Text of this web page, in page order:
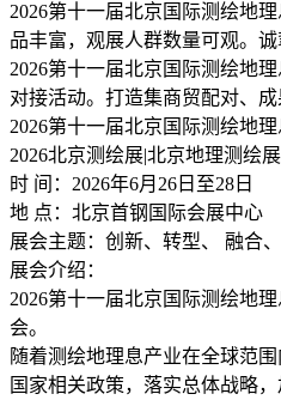
2026第十一届北京国际测绘地
品丰富，观展人群数量可观。诚
2026第十一届北京国际测绘地
对接活动。打造集商贸配对、
2026第十一届北京国际测绘地
2026北京测绘展|北京地理测绘
时 间：2026年6月26日至28日
地 点：北京首钢国际会展中心
展会主题：创新、转型、 融合
展会介绍：
2026第十一届北京国际测绘地
会。
随着测绘地理息产业在全球范
国家相关政策，落实总体战略